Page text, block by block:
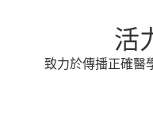
活
致力於傳播正確醫